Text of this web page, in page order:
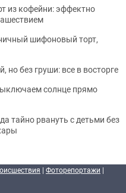
из кофейни: эффектно
шифоновый торт,
но без груши: все в восторге
солнце прямо
тайно рвануть с детьми без
| Фоторепортажи |